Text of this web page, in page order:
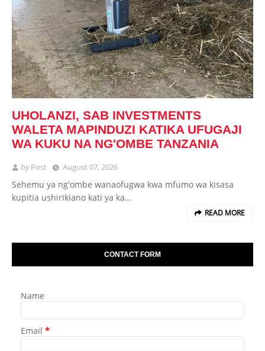
UHOLANZI, SAB INVESTMENTS
WALETA MAPINDUZI KATIKA UFUGAJI
WA KUKU NA NG'OMBE TANZANIA
byPost August 07, 2026
Sehemu ya ng'ombe wanaofugwa kwa mfumo wa kisasa
kupitia ushirikiano kati ya ka…
READ MORE
CONTACT FORM
Name
Email *